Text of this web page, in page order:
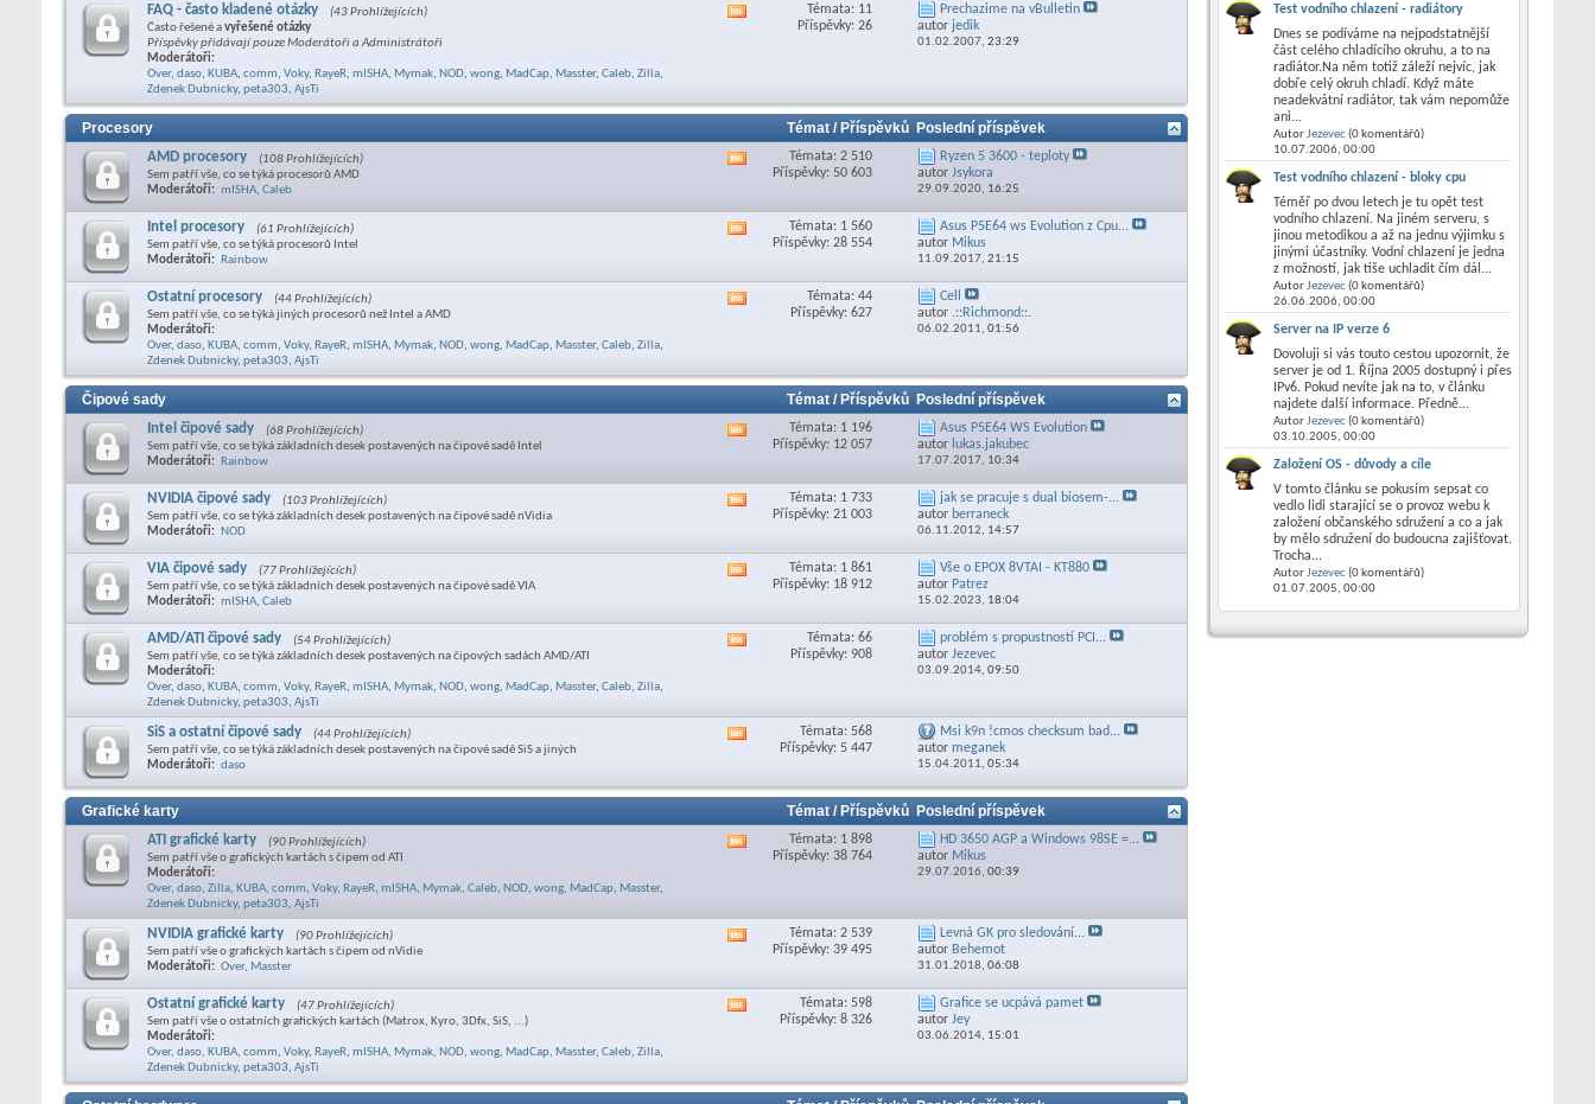
FAQ - často kladené otázky
(43 Prohlížejících)
Často řešené avyřešené otázky
Příspěvky přidávají pouze Moderátoři a Administrátoři
Moderátoři:
Over, daso, KUBA, comm, Voky, RayeR, mISHA, Mymak, NOD, wong, MadCap, Masster, Caleb, Zilla,
Zdenek Dubnicky, peta303, AjsTi
Témata: 11
Příspěvky: 26
Prechazime na vBulletin
autor jedik
01.02.2007,23:29
Procesory Témat / Příspěvků Poslední příspěvek
AMD procesory
(108 Prohlížejících)
Sem patří vše, co se týká procesorů AMD
Moderátoři: mISHA, Caleb
Zobrazit
této
Témata: 2 510
Příspěvky: 50 603
Ryzen 5 3600 - teploty
autorJsykora
29.09.2020, 16:25
Intel procesory
(61 Prohlížejících)
Sem patří vše, co se týká procesorů Intel
Moderátoři: Rainbow
Zobrazit
této
Témata: 1 560
Příspěvky: 28 554
Asus P5E64 ws Evolution z Cpu...
autor Mikus
11.09.2017,21:15
Ostatní procesory
(44 Prohlížejících)
Sem patří vše, co se týká jiných procesorů než Intel a AMD
Moderátoři:
Over, daso, KUBA, comm, Voky, RayeR, mISHA, Mymak, NOD, wong, MadCap, Masster, Caleb, Zilla,
Zdenek Dubnicky, peta303, AjsTi
sekce
Témata: 44
Příspěvky: 627
Cell
autor .::Richmond::.
06.02.2011,01:56
Čipové sady Témat / Příspěvků Poslední příspěvek
Intel čipové sady
(68 Prohlížejících)
Sem patří vše, co se týká základních desek postavených na čipové sadě Intel
Moderátoři: Rainbow
Zobrazit
této
Témata: 1 196
Příspěvky: 12 057
Asus P5E64 WS Evolution
autor lukas.jakubec
17.07.2017, 10:34
NVIDIA čipové sady
(103 Prohlížejících)
Sem patří vše, co se týká základních desek postavených na čipové sadě nVidia
Moderátoři: NOD
Zobrazit
této
Témata: 1 733
Příspěvky: 21 003
jak se pracuje s dual biosem-...
autor berraneck
06.11.2012, 14:57
VIA čipové sady
(77 Prohlížejících)
Sem patří vše, co se týká základních desek postavených na čipové sadě VIA
Moderátoři: mISHA, Caleb
Zobrazit
této
Témata: 1 861
Příspěvky: 18 912
Vše o EPOX 8VTAI - KT880
autor Patrez
15.02.2023, 18:04
AMD/ATI čipové sady
(54 Prohlížejících)
Sem patří vše, co se týká základních desek postavených na čipových sadách AMD/ATI
Moderátoři:
Over, daso, KUBA, comm, Voky, RayeR, mISHA, Mymak, NOD, wong, MadCap, Masster, Caleb, Zilla,
Zdenek Dubnicky, peta303, AjsTi
sekce
Témata: 66
Příspěvky: 908
problém s propustností PCI...
autorJezevec
03.09.2014,09:50
SiS a ostatní čipové sady
(44 Prohlížejících)
Sem patří vše, co se týká základních desek postavených na čipové sadě SiS a jiných
Moderátoři: daso
této
Témata: 568
Příspěvky: 5 447
Msi k9n !cmos checksum bad...
autormeganek
15.04.2011,05:34
Grafické karty Témat / Příspěvků Poslední příspěvek
ATI grafické karty
(90 Prohlížejících)
Sem patří vše o grafických kartách s čipem od ATI
Moderátoři:
Over, daso, Zilla, KUBA, comm, Voky, RayeR, mISHA, Mymak, Caleb, NOD, wong, MadCap, Masster,
Zdenek Dubnicky, peta303, AjsTi
ZobrazitTémata: 1 898
Příspěvky: 38 764
HD 3650 AGP a Windows 98SE =...
autor Mikus
29.07.2016,00:39
NVIDIA grafické karty
(90 Prohlížejících)
Sem patří vše o grafických kartách s čipem od nVidie
Moderátoři: Over, Masster
Zobrazit
této
Témata: 2 539
Příspěvky: 39 495
Levná GK pro sledování...
autor Behemot
31.01.2018,06:08
Ostatní grafické karty
(47 Prohlížejících)
Sem patří vše o ostatních grafických kartách (Matrox, Kyro, 3Dfx, SiS, ...)
Moderátoři:
Over, daso, KUBA, comm, Voky, RayeR, mISHA, Mymak, NOD, wong, MadCap, Masster, Caleb, Zilla,
Zdenek Dubnicky, peta303, AjsTi
sekce
Témata: 598
Příspěvky: 8 326
Grafice se ucpává pamet
autorJey
03.06.2014, 15:01
Test vodního chlazení - radiátory
Dnes se podíváme na nejpodstatnější
část celého chladícího okruhu, a to na
radiátor.Na něm totiž záleží nejvíc, jak
dobře celý okruh chladí. Když máte
neadekvátní radiátor, tak vám nepomůže
ani...
AutorJezevec(0 komentářů)
10.07.2006, 00:00
Test vodního chlazení - bloky cpu
Téměř po dvou letech je tu opět test
vodního chlazení. Na jiném serveru, s
jinou metodikou a až na jednu výjimku s
jinými účastníky. Vodní chlazení je jedna
z možností, jak tiše uchladit čím dál...
AutorJezevec(0 komentářů)
26.06.2006, 00:00
Server na IP verze 6
Dovoluji si vás touto cestou upozornit, že
server je od 1. Října 2005 dostupný i přes
IPv6. Pokud nevíte jak na to, v článku
najdete další informace. Předně...
AutorJezevec(0 komentářů)
03.10.2005, 00:00
Založení OS - důvody a cíle
V tomto článku se pokusím sepsat co
vedlo lidi starající se o provoz webu k
založení občanského sdružení a co a jak
by mělo sdružení do budoucna zajišťovat.
Trocha...
AutorJezevec(0 komentářů)
01.07.2005, 00:00